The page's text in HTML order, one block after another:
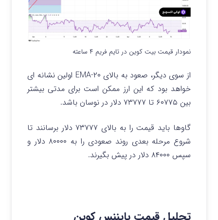
نمودار قیمت بیت کوین در تایم فریم ۴ ساعته
از سوی دیگر، صعود به بالای ۲۰-EMA اولین نشانه ای
خواهد بود که این ارز ممکن است برای مدتی بیشتر
بین ۶۰۷۷۵ تا ۷۳۷۷۷ دلار در نوسان باشد.
گاوها باید قیمت را به بالای ۷۳۷۷۷ دلار برسانند تا
شروع مرحله بعدی روند صعودی را به ۸۰۰۰۰ دلار و
سپس ۸۴۰۰۰ دلار در پیش بگیرند.